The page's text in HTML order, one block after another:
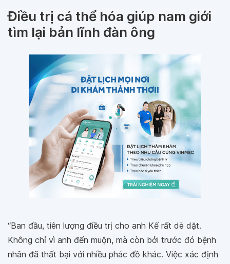
Điều trị cá thể hóa giúp nam giới
tìm lại bản lĩnh đàn ông
“Ban đầu, tiên lượng điều trị cho anh Kế rất dè dặt.
Không chỉ vì anh đến muộn, mà còn bởi trước đó bệnh
nhân đã thất bại với nhiều phác đồ khác. Việc xác định